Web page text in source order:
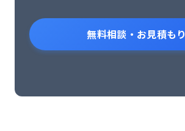
無料相談・お見積もり